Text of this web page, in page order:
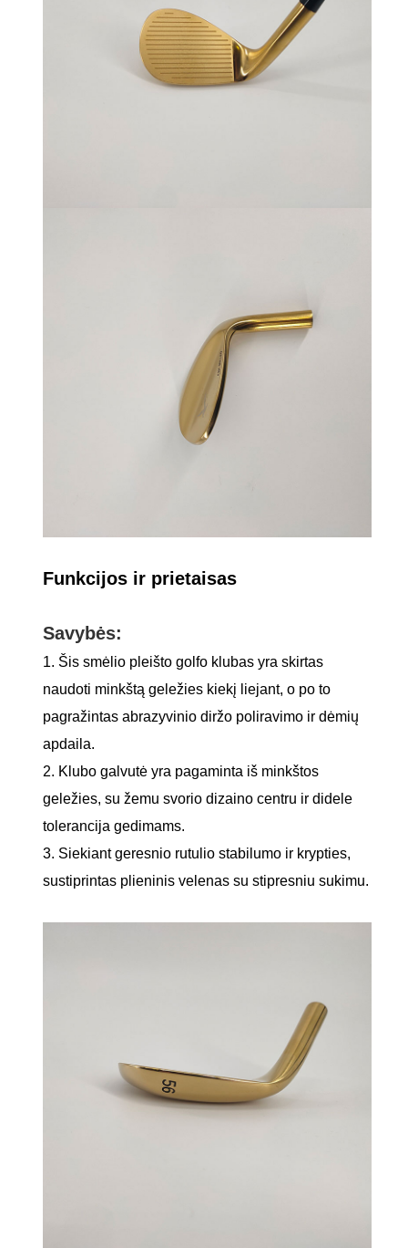
Funkcijos ir prietaisas
Savybės:
1. Šis smėlio pleišto golfo klubas yra skirtas
naudoti minkštą geležies kiekį liejant, o po to
pagražintas abrazyvinio diržo poliravimo ir dėmių
apdaila.
2. Klubo galvutė yra pagaminta iš minkštos
geležies, su žemu svorio dizaino centru ir didele
tolerancija gedimams.
3. Siekiant geresnio rutulio stabilumo ir krypties,
sustiprintas plieninis velenas su stipresniu sukimu.